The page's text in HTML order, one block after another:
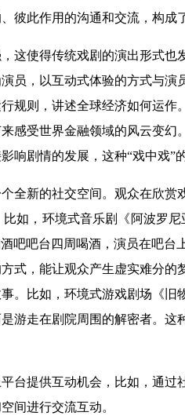
彼此作用的沟通和交流，构成
这使得传统戏剧的演出形式
员，以互动式体验的方式与演
规则，讲述全球经济如何运
感受世界金融领域的风云变幻
响剧情的发展，这种“戏中戏”
全新的社交空间。观众在欣
如，环境式音乐剧《阿波罗
吧吧台四周喝酒，演员在吧
式，能让观众产生虚实难分
。比如，环境式游戏剧场《
游走在剧院周围的解密者。
台提供互动机会，比如，通
间进行交流互动。